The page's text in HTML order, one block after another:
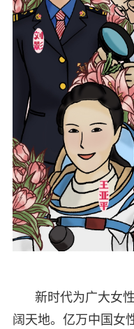
新时代为广大女
阔天地。亿万中国女